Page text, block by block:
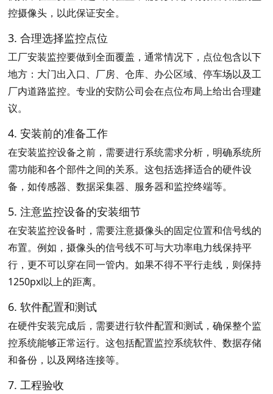
控摄像头，以此保证安全。
3. 合理选择监控点位
工厂安装监控要做到全面覆盖，通常情况下，点位包含以下
地方：大门出入口、厂房、仓库、办公区域、停车场以及工
厂内道路监控。专业的安防公司会在点位布局上给出合理建
议。
4. 安装前的准备工作
在安装监控设备之前，需要进行系统需求分析，明确系统所
需功能和各个部件之间的关系。这包括选择适合的硬件设
备，如传感器、数据采集器、服务器和监控终端等。
5. 注意监控设备的安装细节
在安装监控设备时，需要注意摄像头的固定位置和信号线的
布置。例如，摄像头的信号线不可与大功率电力线保持平
行，更不可以穿在同一管内。如果不得不平行走线，则保持
1250pxl以上的距离。
6. 软件配置和测试
在硬件安装完成后，需要进行软件配置和测试，确保整个监
控系统能够正常运行。这包括配置监控系统软件、数据存储
和备份，以及网络连接等。
7. 工程验收